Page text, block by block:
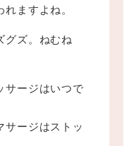
ますよね。
グズ。ねむね
サージはいつで
サージはストッ